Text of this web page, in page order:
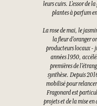
leurs cuirs. L’essor de
plantes à parfum
La rose de mai, le
la fleur d’oranger
producteurs locaux -
années 1950,
premières de
synthèse. Depuis
mobilisé pour
Fragonard est
projets et de la mise